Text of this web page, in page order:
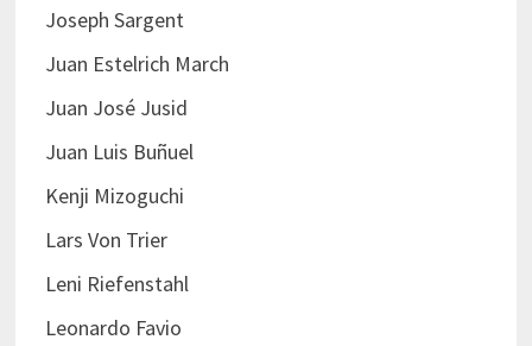
Joseph Sargent
Juan Estelrich March
Juan José Jusid
Juan Luis Buñuel
Kenji Mizoguchi
Lars Von Trier
Leni Riefenstahl
Leonardo Favio